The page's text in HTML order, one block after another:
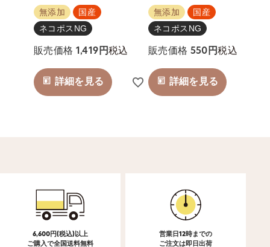
無添加
国産
ネコポスNG
販売価格 1,419 税込
詳細を見る
無添加
国産
ネコポスNG
販売価格 550 税込
詳細を見る
6,600円(税込)以上
ご購入で全国送料無料
営業日12時までの
ご注文は即日出荷